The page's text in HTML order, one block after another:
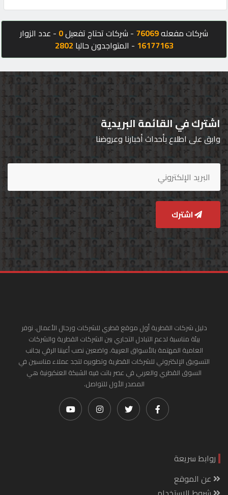
شركات مفعله76069 - شركات تحتاج تفعيل0 - عدد الزوار
16177163 - المتواجدون حاليا 2802
اشترك في القائمة البريدية
وابق على اطلاع بأحداث أخبارنا وعروضنا
اشترك
دليل شركات القطرية أول موقع قطري للشركات ورجال الأعمال. نوفر
بيئة مناسبة لدعم التبادل التجاري بين الشركات القطرية والشركات
العامية المهتمة بالأسواق العربية. واضعين نصب أعيننا الرقي بجانب
التسويق الإلكتروني للشركات القطرية وتطويره لتجد عملاء مناسبين في
السوق القطري والعربي في عصر باتت فيه الشبكة العنكبونية هي
المصدر الأول للتواصل.
روابط سريعة
عن الموقع